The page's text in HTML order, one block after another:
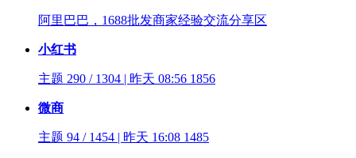
阿里巴巴，1688批发商家经验交流分享区
小红书
主题 290 / 1304 | 昨天 08:56 1856
微商
主题 94 / 1454 | 昨天 16:08 1485